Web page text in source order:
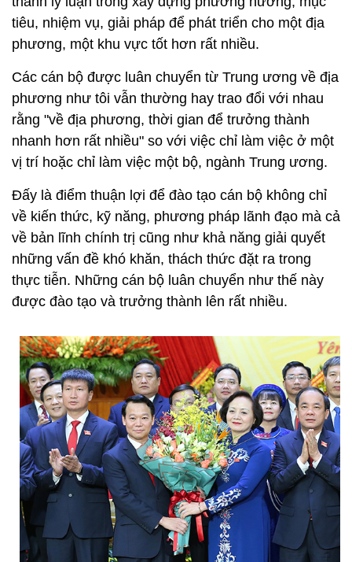
tiêu, nhiệm vụ, giải pháp để phát triển cho một địa
phương, một khu vực tốt hơn rất nhiều.
Các cán bộ được luân chuyển từ Trung ương về địa
phương như tôi vẫn thường hay trao đổi với nhau
rằng "về địa phương, thời gian để trưởng thành
nhanh hơn rất nhiều" so với việc chỉ làm việc ở một
vị trí hoặc chỉ làm việc một bộ, ngành Trung ương.
Đấy là điểm thuận lợi để đào tạo cán bộ không chỉ
về kiến thức, kỹ năng, phương pháp lãnh đạo mà cả
về bản lĩnh chính trị cũng như khả năng giải quyết
những vấn đề khó khăn, thách thức đặt ra trong
thực tiễn. Những cán bộ luân chuyển như thế này
được đào tạo và trưởng thành lên rất nhiều.